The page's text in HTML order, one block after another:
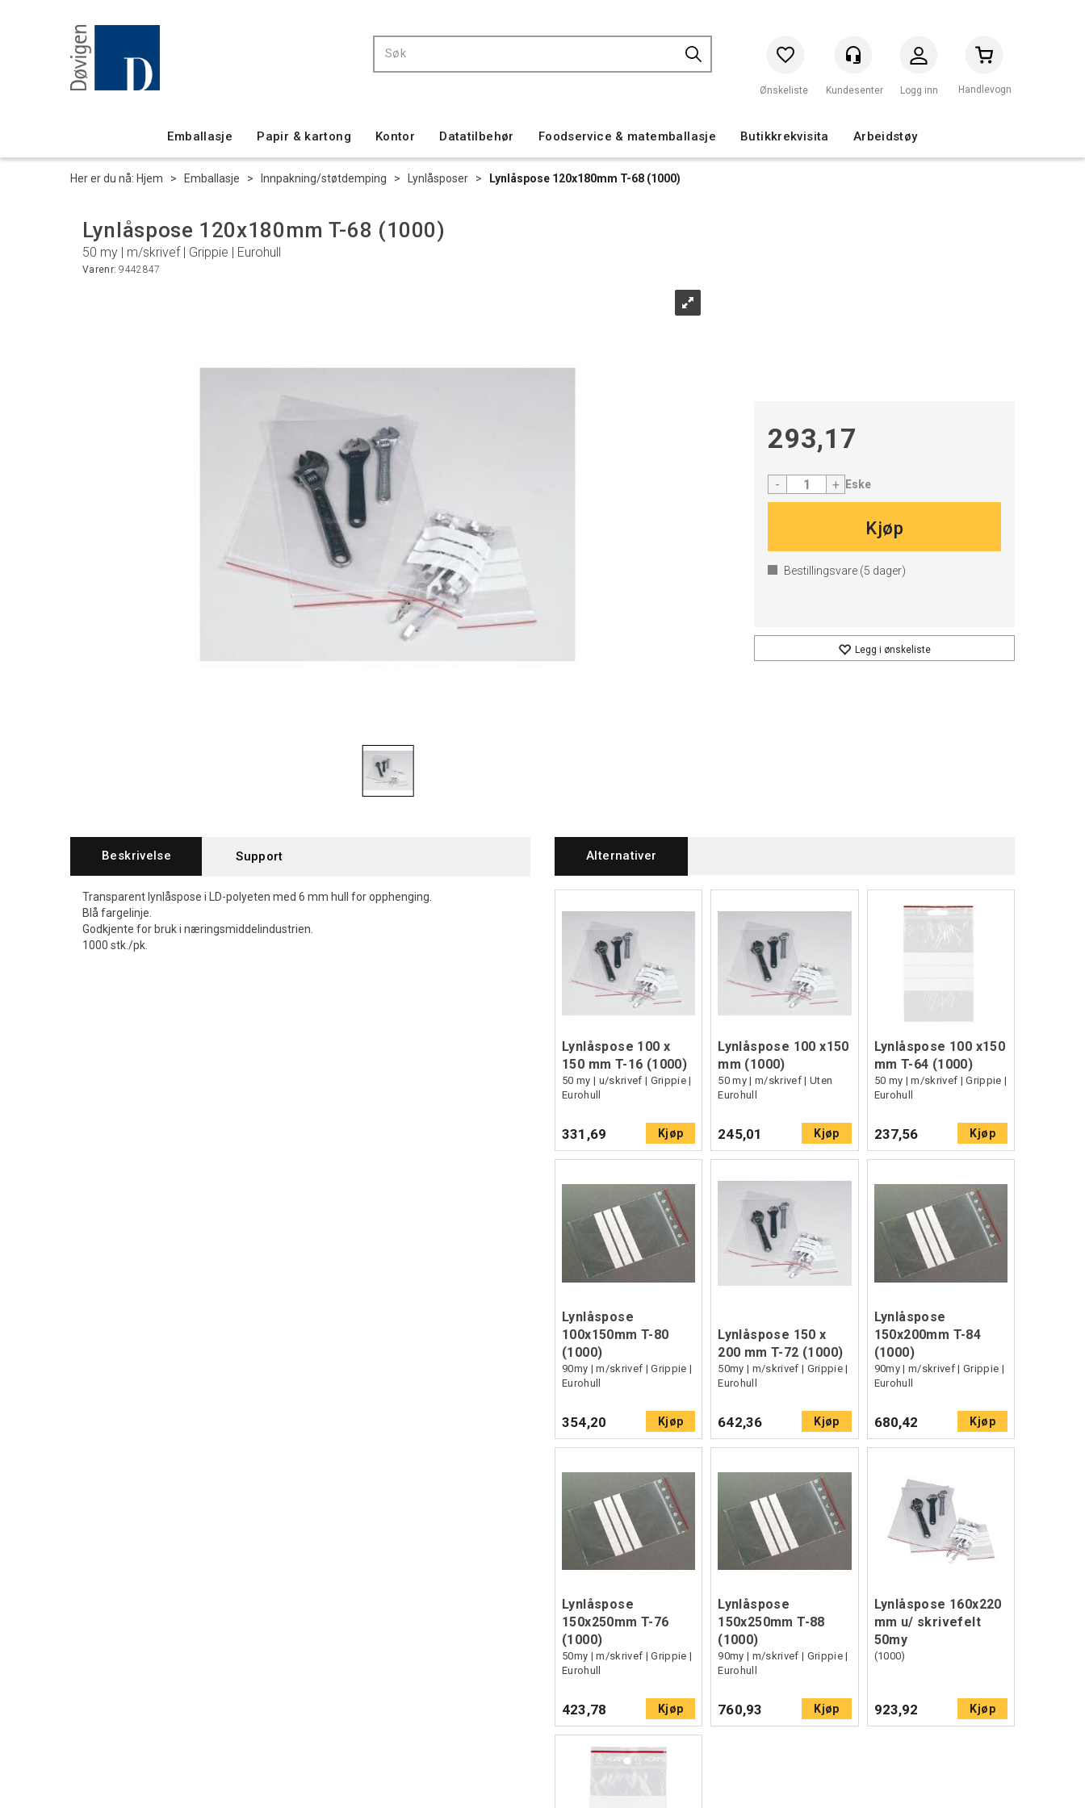
Logg inn Handlevogn
Emballasje Papir & kartong Kontor Datatilbehør Foodservice & matemballasje Butikkrekvisita Arbeidstøy
Her er du nå: Hjem > Emballasje > Innpakning/støtdemping > Lynlåsposer > Lynlåspose 120x180mm T-68 (1000)
Lynlåspose 120x180mm T-68 (1000)
50 my | m/skrivef | Grippie | Eurohull
Varenr:9442847
293,17
- + Eske
Kjøp
Bestillingsvare (5 dager)
Legg i ønskeliste
Beskrivelse Support
Transparent lynlåspose i LD-polyeten med 6 mm hull for opphenging.
Blå fargelinje.
Godkjente for bruk i næringsmiddelindustrien.
1000 stk./pk.
Alternativer
Lynlåspose 100 x
150 mm T-16 (1000)
50 my | u/skrivef | Grippie |
Eurohull
331,69 Kjøp
Lynlåspose 100 x150
mm (1000)
50 my | m/skrivef | Uten
Eurohull
245,01 Kjøp
Lynlåspose 100 x150
mm T-64 (1000)
50 my | m/skrivef | Grippie |
Eurohull
237,56 Kjøp
Lynlåspose
100x150mm T-80
(1000)
90my | m/skrivef | Grippie |
Eurohull
354,20 Kjøp
Lynlåspose 150 x
200 mm T-72 (1000)
50my | m/skrivef | Grippie |
Eurohull
642,36 Kjøp
Lynlåspose
150x200mm T-84
(1000)
90my | m/skrivef | Grippie |
Eurohull
680,42 Kjøp
Lynlåspose
150x250mm T-76
(1000)
50my | m/skrivef | Grippie |
Eurohull
423,78 Kjøp
Lynlåspose
150x250mm T-88
(1000)
90my | m/skrivef | Grippie |
Eurohull
760,93 Kjøp
Lynlåspose 160x220
mm u/ skrivefelt
50my
(1000)
923,92 Kjøp